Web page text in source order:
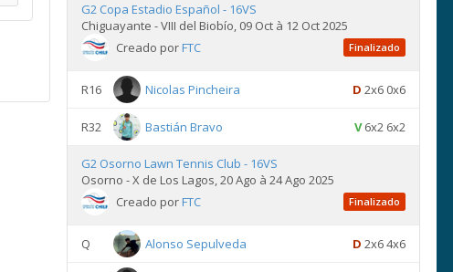
G2 Copa Estadio Español - 16VS
Chiguayante - VIII del Biobío, 09 Oct à 12 Oct 2025
Creado porFTC Finalizado
R16 Nicolas Pincheira D 2x6 0x6
R32 Bastián Bravo V6x2 6x2
G2 Osorno Lawn Tennis Club - 16VS
Osorno - X de Los Lagos, 20 Ago à 24 Ago 2025
Creado porFTC Finalizado
Q Alonso Sepulveda D 2x6 4x6